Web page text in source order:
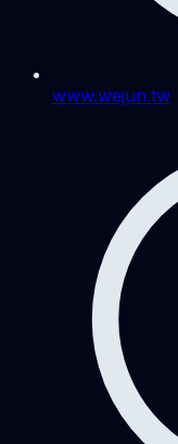
www.wejun.tw